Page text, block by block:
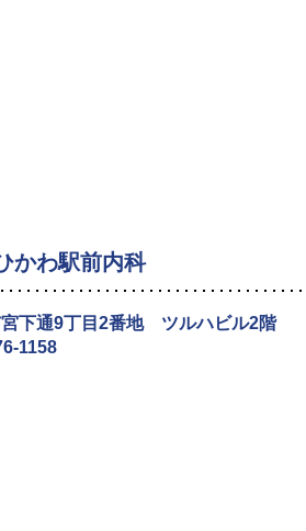
かわ駅前内科
宮下通9丁目2番地 ツルハビル2階
1158